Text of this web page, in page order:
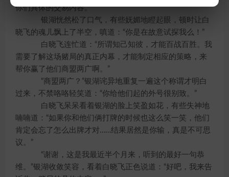
你们具体的交易内容。”
银湖恍然松了口气，有些妩媚地瞪起眼，顿时让白
晓飞的魂儿飘上了半空，嗔道：“你是在故意试探我么！”
白晓飞连忙道：“所谓知己知彼，才能百战百胜。我
需要了解这场赌局的真正内幕，才能制定相应的策略，来
帮你赢了他们商盟两广啊。”
“商盟两广？”银湖诧异地重复一遍这个称谓才明白
过来，不禁咯咯轻笑道：“你给他们起的外号很别致。”
白晓飞呆呆看着银湖的脸上笑盈如花，有些失神地
喃喃道：“如果你和他们俩打牌的时候也这么笑一笑，他们
肯定会忘了怎么出牌才对……结果居然是你输，真是不可思
议。”
“谢谢，这是我最近半个月来，听到的最好一句恭
维。”银湖收敛笑容，看着白晓飞正色说道：“好吧，我来告